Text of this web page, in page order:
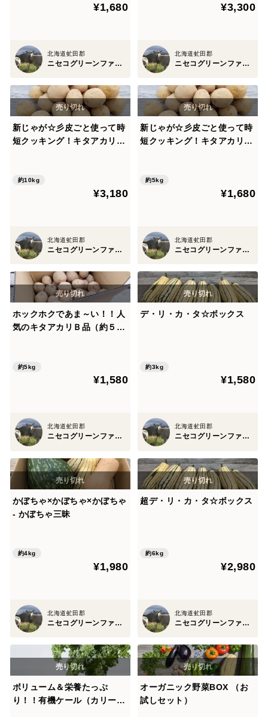
¥1,680
北海道虻田郡
ニセコグリーンファーム
¥3,300
北海道虻田郡
ニセコグリーンファーム
新じゃが☆彡皮ごと使って時
短クッキング！キタアカリ小
約10kg
¥3,180
北海道虻田郡
ニセコグリーンファーム
新じゃが☆彡皮ごと使って時
短クッキング！キタアカリ小
約5kg
¥1,680
北海道虻田郡
ニセコグリーンファーム
ホックホクであま～い！！人
気のキタアカリＢ品（約５k
約5kg
¥1,580
北海道虻田郡
ニセコグリーンファーム
デ・リ・カ・タ☆ボックス
約3kg
¥1,580
北海道虻田郡
ニセコグリーンファーム
かぼちゃ×かぼちゃ×かぼちゃ
- かぼちゃ三昧
約4kg
¥1,980
北海道虻田郡
ニセコグリーンファーム
超デ・リ・カ・タ☆ボックス
約6kg
¥2,980
北海道虻田郡
ニセコグリーンファーム
ボリューム＆栄養たっぷ
り！！有機ケール（カリー
オーガニック野菜BOX （お
試しセット）